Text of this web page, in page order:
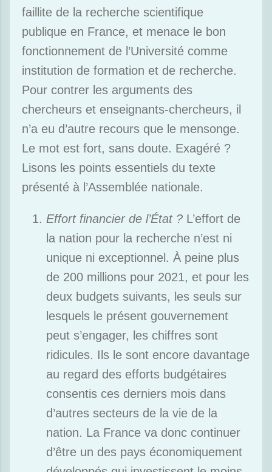
faillite de la recherche scientifique
publique en France, et menace le bon
fonctionnement de l’Université comme
institution de formation et de recherche.
Pour contrer les arguments des
chercheurs et enseignants-chercheurs, il
n’a eu d’autre recours que le mensonge.
Le mot est fort, sans doute. Exagéré ?
Lisons les points essentiels du texte
présenté à l’Assemblée nationale.
Effort financier de l’État ? L’effort de
la nation pour la recherche n’est ni
unique ni exceptionnel. À peine plus
de 200 millions pour 2021, et pour les
deux budgets suivants, les seuls sur
lesquels le présent gouvernement
peut s’engager, les chiffres sont
ridicules. Ils le sont encore davantage
au regard des efforts budgétaires
consentis ces derniers mois dans
d’autres secteurs de la vie de la
nation. La France va donc continuer
d’être un des pays économiquement